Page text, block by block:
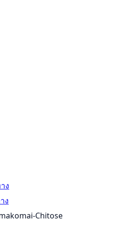
ง
ง
Chitose